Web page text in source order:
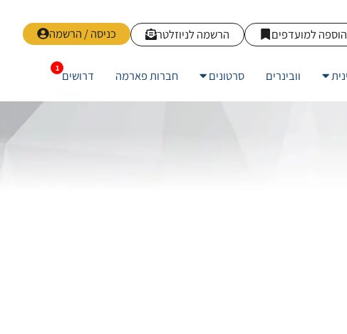
כניסה / הרשמה הרשמה לניוזלטר הוספה למועדפים
וובינרים סרטונים חברות פארמה דרושים